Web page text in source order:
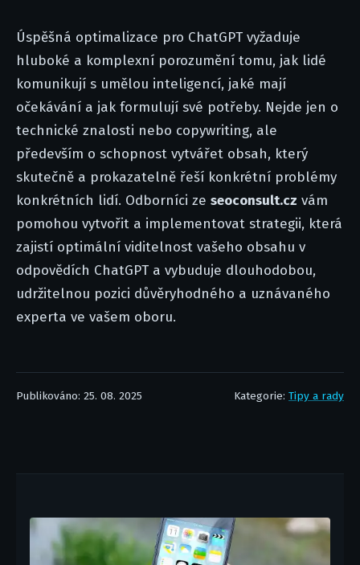
Úspěšná optimalizace pro ChatGPT vyžaduje
hluboké a komplexní porozumění tomu, jak lidé
komunikují s umělou inteligencí, jaké mají
očekávání a jak formulují své potřeby. Nejde jen o
technické znalosti nebo copywriting, ale
především o schopnost vytvářet obsah, který
skutečně a prokazatelně řeší konkrétní problémy
konkrétních lidí. Odborníci ze seoconsult.cz vám
pomohou vytvořit a implementovat strategii, která
zajistí optimální viditelnost vašeho obsahu v
odpovědích ChatGPT a vybuduje dlouhodobou,
udržitelnou pozici důvěryhodného a uznávaného
experta ve vašem oboru.
Publikováno: 25. 08. 2025 Kategorie: Tipy a rady